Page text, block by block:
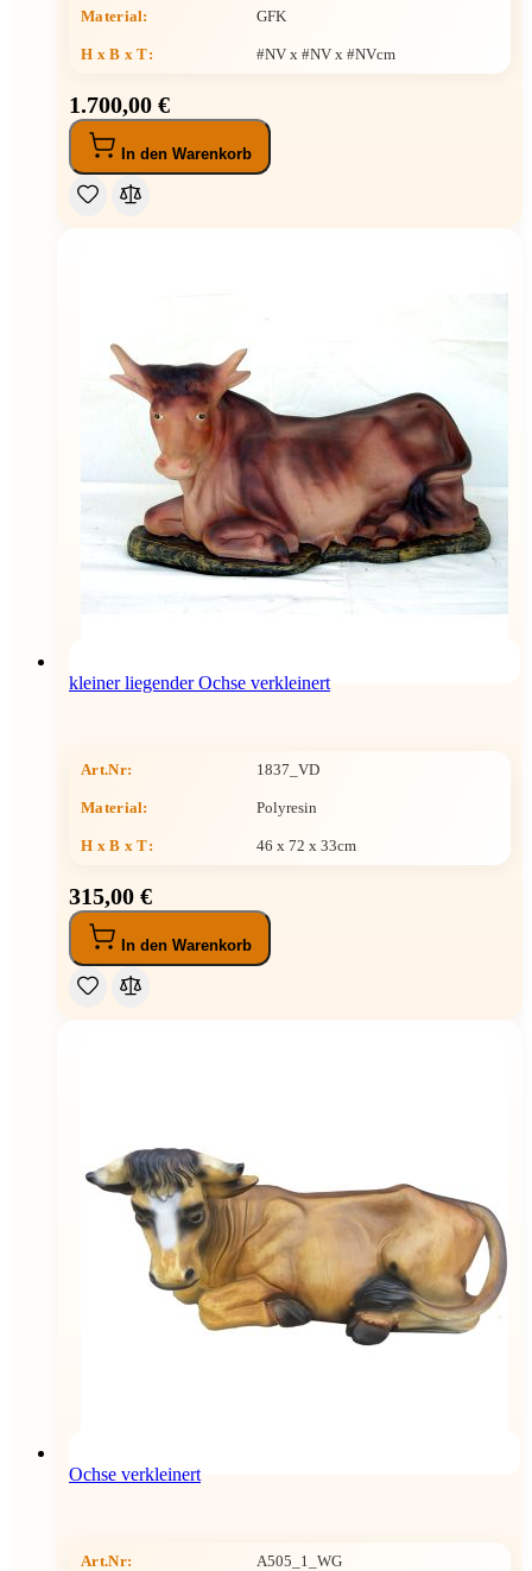
Material: GFK
H x B x T: #NV x #NV x #NVcm
1.700,00 €
In den Warenkorb
kleiner liegender Ochse verkleinert
Art.Nr: 1837_VD
Material: Polyresin
H x B x T: 46 x 72 x 33cm
315,00 €
In den Warenkorb
Ochse verkleinert
Art.Nr: A505_1_WG